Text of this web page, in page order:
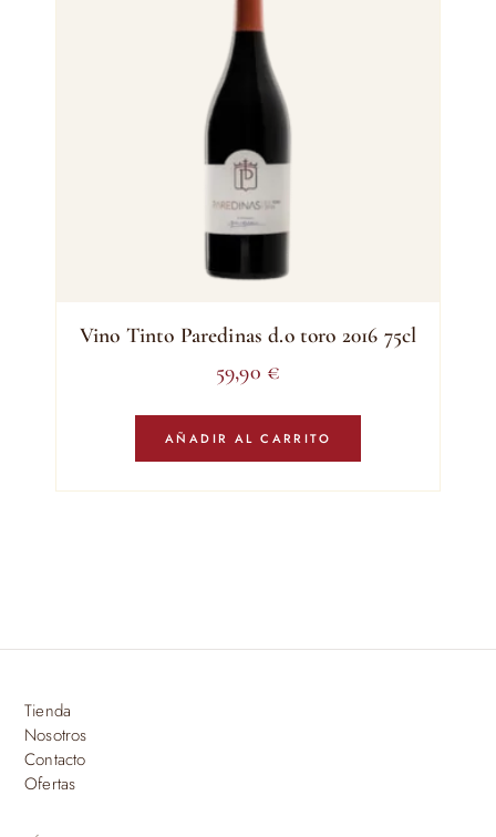
Vino Tinto Paredinas d.o toro 2016 75cl
59,90 €
AÑADIR AL CARRITO
Tienda
Nosotros
Contacto
Ofertas